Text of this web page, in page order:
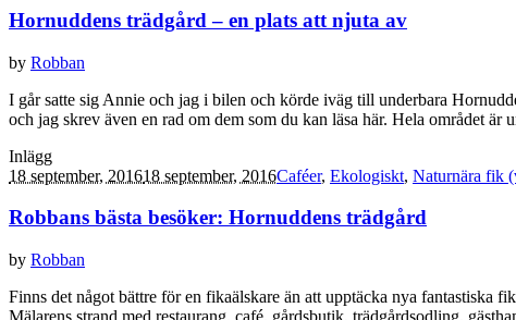
Hornuddens trädgård – en plats att njuta av
by Robban
I går satte sig Annie och jag i bilen och körde iväg till underbara
och jag skrev även en rad om dem som du kan läsa här. Hela området är
Inlägg
18 september, 201618 september, 2016Caféer, Ekologiskt, Naturnära fik
Robbans bästa besöker: Hornuddens trädgård
by Robban
Finns det något bättre för en fikaälskare än att upptäcka nya fantastiska